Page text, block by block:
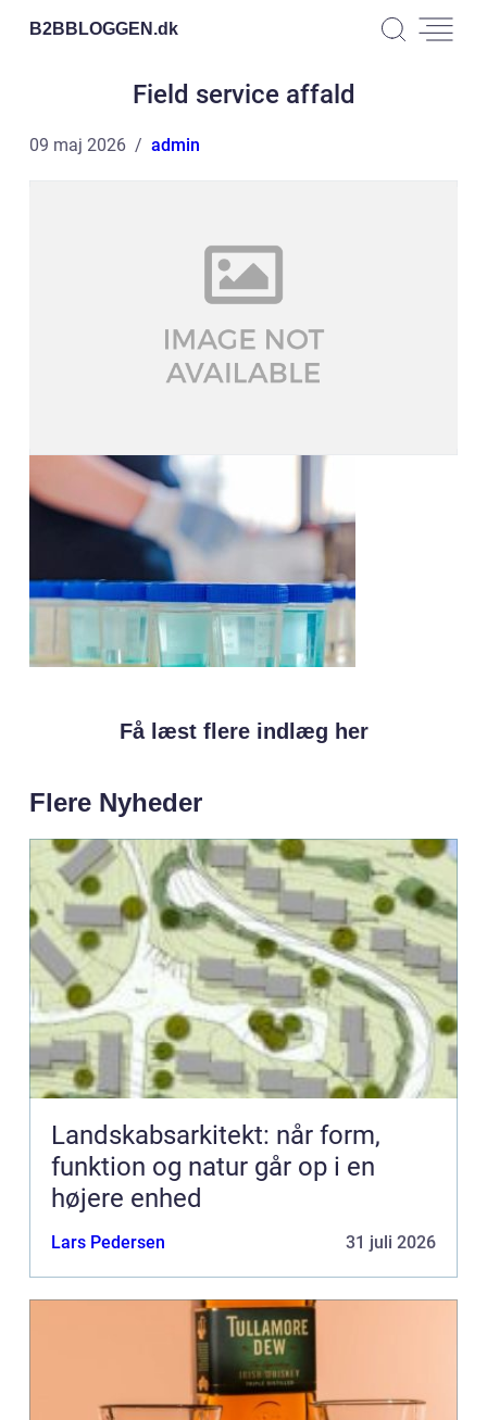
B2BBLOGGEN.dk
Field service affald
09 maj 2026 admin
Få læst flere indlæg her
Flere Nyheder
Landskabsarkitekt: når form,
funktion og natur går op i en
højere enhed
Lars Pedersen 31 juli 2026